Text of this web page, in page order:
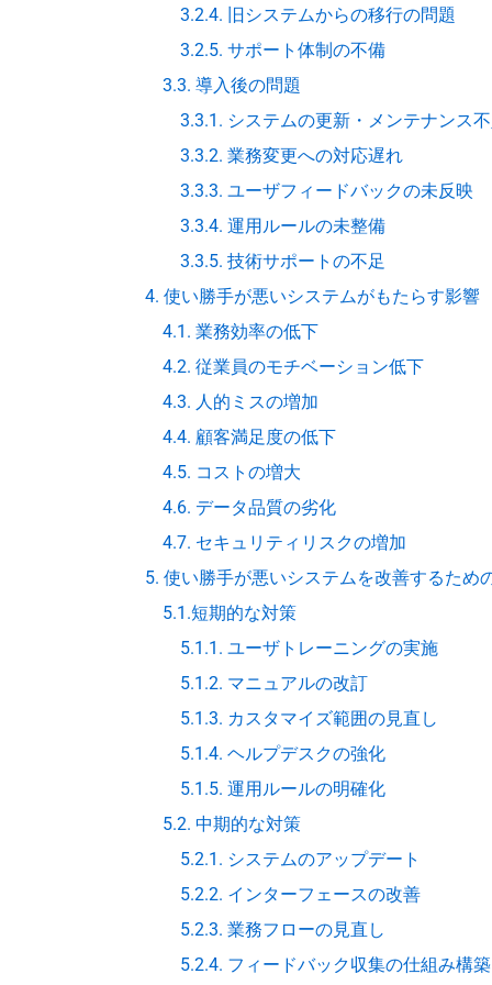
3.2.4. 旧システムからの移行の問題
3.2.5. サポート体制の不備
3.3. 導入後の問題
3.3.1. システムの更新・メンテナンス
3.3.2. 業務変更への対応遅れ
3.3.3. ユーザフィードバックの未反映
3.3.4. 運用ルールの未整備
3.3.5. 技術サポートの不足
4. 使い勝手が悪いシステムがもたらす影響
4.1. 業務効率の低下
4.2. 従業員のモチベーション低下
4.3. 人的ミスの増加
4.4. 顧客満足度の低下
4.5. コストの増大
4.6. データ品質の劣化
4.7. セキュリティリスクの増加
5. 使い勝手が悪いシステムを改善するため
5.1.短期的な対策
5.1.1. ユーザトレーニングの実施
5.1.2. マニュアルの改訂
5.1.3. カスタマイズ範囲の見直し
5.1.4. ヘルプデスクの強化
5.1.5. 運用ルールの明確化
5.2. 中期的な対策
5.2.1. システムのアップデート
5.2.2. インターフェースの改善
5.2.3. 業務フローの見直し
5.2.4. フィードバック収集の仕組み構築